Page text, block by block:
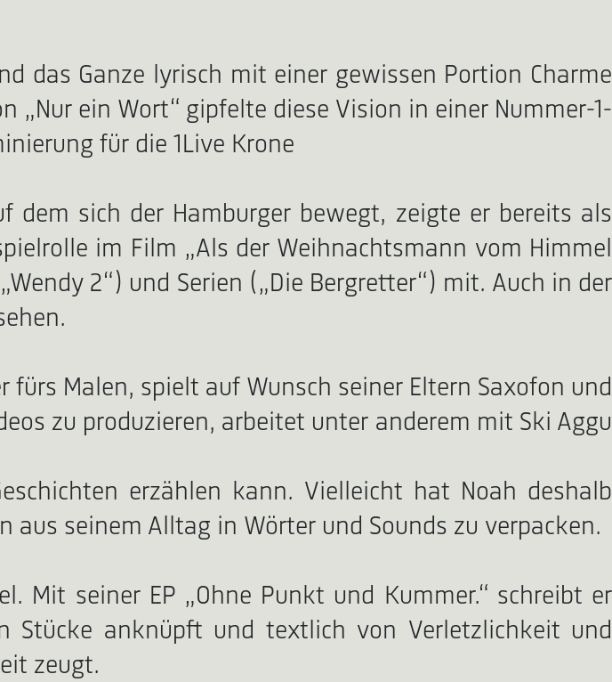
das Ganze lyrisch mit einer gewissen Portion Charme
„Nur ein Wort“ gipfelte diese Vision in einer Nummer-1-
für die 1Live Krone
sich der Hamburger bewegt, zeigte er bereits als
im Film „Als der Weihnachtsmann vom Himmel
2“) und Serien („Die Bergretter“) mit. Auch in der
Malen, spielt auf Wunsch seiner Eltern Saxofon und
zu produzieren, arbeitet unter anderem mit Ski Aggu
erzählen kann. Vielleicht hat Noah deshalb
aus seinem Alltag in Wörter und Sounds zu verpacken.
Mit seiner EP „Ohne Punkt und Kummer.“ schreibt er
Stücke anknüpft und textlich von Verletzlichkeit und
zeugt.